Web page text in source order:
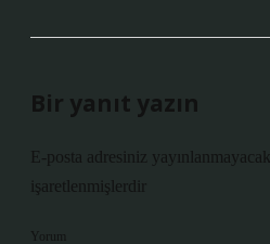
Bir yanıt yazın
E-posta adresiniz yayınlanmayacak.
işaretlenmişlerdir
Yorum